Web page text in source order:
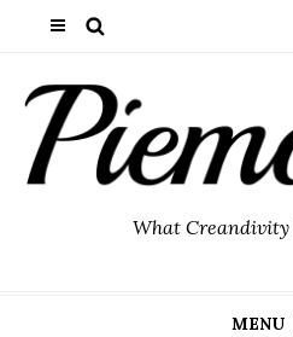
What Creandivity
MENU